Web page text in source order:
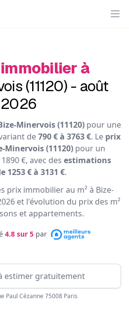
immobilier à
(11120) - août
2026
Minervois (11120) pour une
de790 € à 3763 €. Le prix
Minervois (11120)pour un
€, avec des estimations
1253 € à 3131 €.
prix immobilier au m² à Bize-
et l'évolution du prix des m²
et appartements.
4.8 sur 5 par
Paul Cézanne 75008 Paris